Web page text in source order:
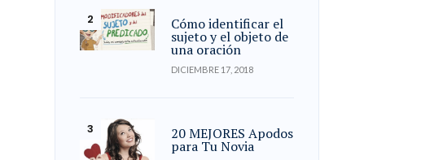
Cómo identificar el
sujeto y el objeto de
una oración
DICIEMBRE 17, 2018
20 MEJORES Apodos
para Tu Novia